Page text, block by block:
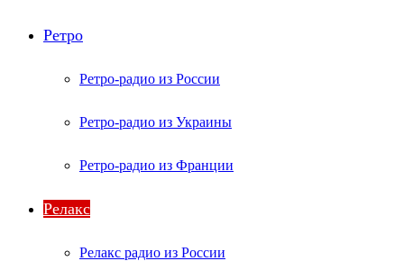
Ретро
Ретро-радио из России
Ретро-радио из Украины
Ретро-радио из Франции
Релакс
Релакс радио из России